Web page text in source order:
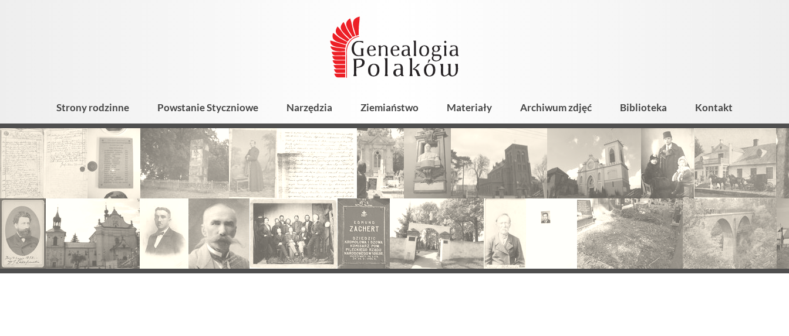
Strony rodzinne Powstanie Styczniowe Narzędzia Ziemiaństwo Materiały Archiwum zdjęć Biblioteka Kontakt